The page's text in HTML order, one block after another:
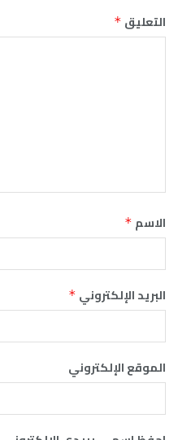
التعليق *
الاسم *
البريد الإلكتروني *
الموقع الإلكتروني